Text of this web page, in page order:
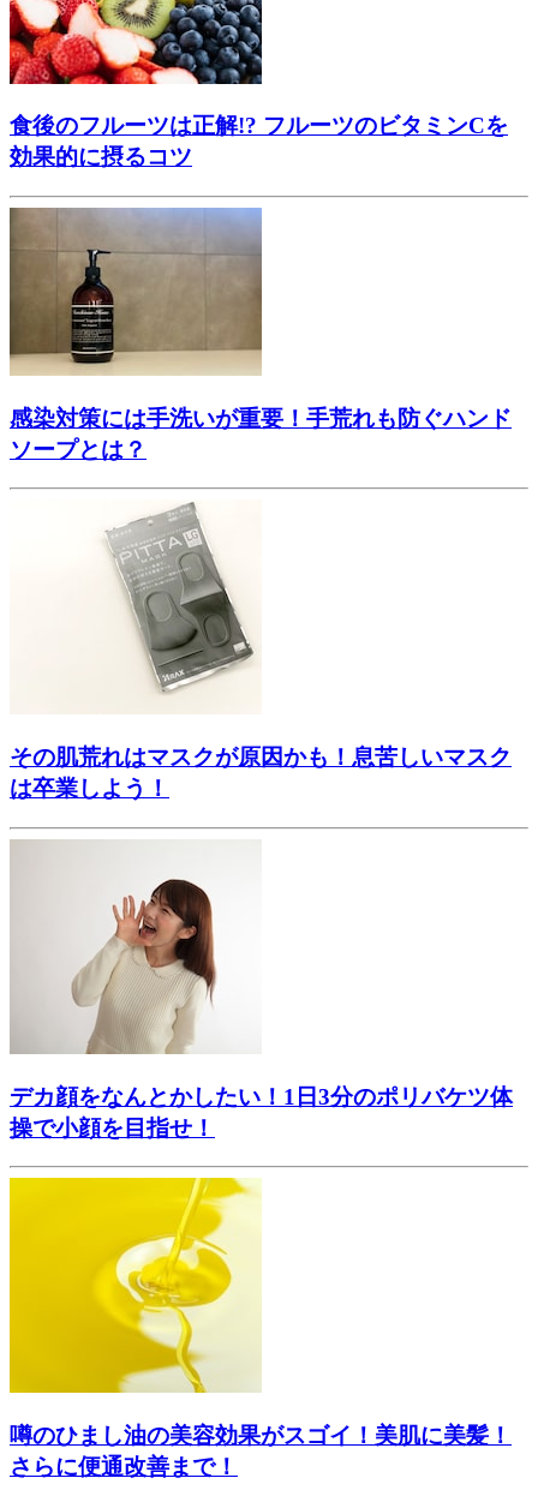
食後のフルーツは正解!? フルーツのビタミンCを
効果的に摂るコツ
感染対策には手洗いが重要！手荒れも防ぐハンド
ソープとは？
その肌荒れはマスクが原因かも！息苦しいマスク
は卒業しよう！
デカ顔をなんとかしたい！1日3分のポリバケツ体
操で小顔を目指せ！
噂のひまし油の美容効果がスゴイ！美肌に美髪！
さらに便通改善まで！